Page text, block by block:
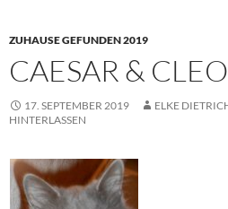
ZUHAUSE GEFUNDEN 2019
CAESAR &
17. SEPTEMBER 2019 ELKE
HINTERLASSEN